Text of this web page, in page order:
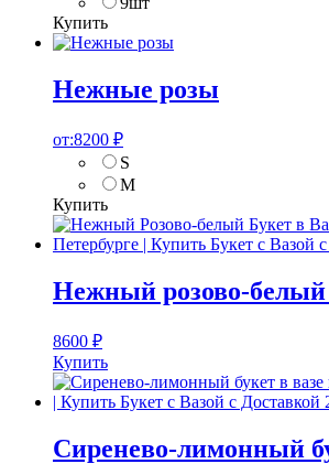
Купить
Нежные розы
от:8200 ₽
S
M
Купить
Нежный розово-белый
8600 ₽
Купить
Сиренево-лимонный